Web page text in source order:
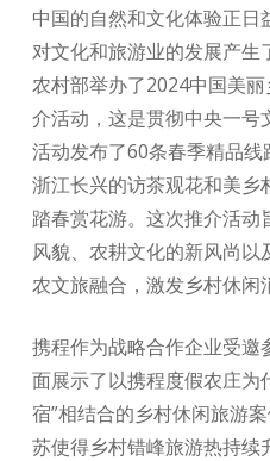
中国的自然和文化体验正日
对文化和旅游业的发展产生
农村部举办了2024中国美
介活动，这是贯彻中央一号
活动发布了60条春季精品
浙江长兴的访茶观花和美乡
踏春赏花游。这次推介活
风貌、农耕文化的新风尚
农文旅融合，激发乡村休闲
携程作为战略合作企业受邀
面展示了以携程度假农庄为
宿”相结合的乡村休闲旅游
苏使得乡村错峰旅游热持